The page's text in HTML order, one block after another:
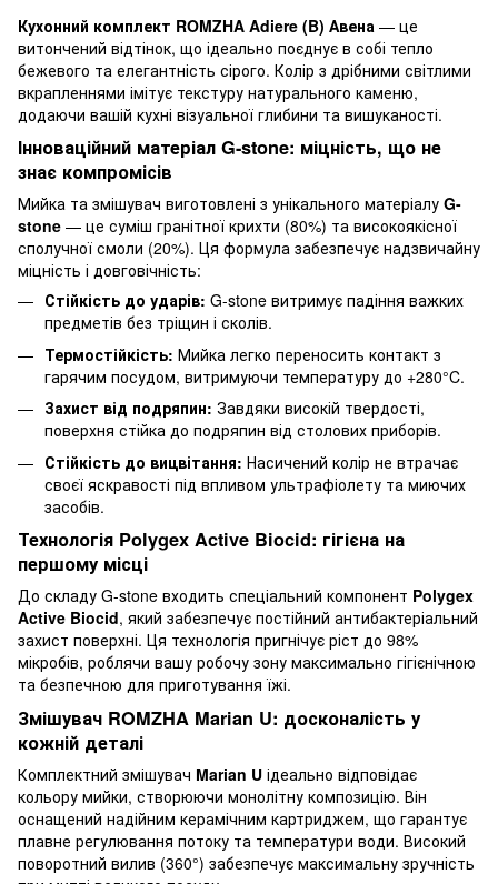
Кухонний комплект ROMZHA Adiere (B) Авена — це
витончений відтінок, що ідеально поєднує в собі тепло
бежевого та елегантність сірого. Колір з дрібними світлими
вкрапленнями імітує текстуру натурального каменю,
додаючи вашій кухні візуальної глибини та вишуканості.
Інноваційний матеріал G-stone: міцність, що не
знає компромісів
Мийка та змішувач виготовлені з унікального матеріалу G-
stone — це суміш гранітної крихти (80%) та високоякісної
сполучної смоли (20%). Ця формула забезпечує надзвичайну
міцність і довговічність:
Стійкість до ударів: G-stone витримує падіння важких
предметів без тріщин і сколів.
Термостійкість: Мийка легко переносить контакт з
гарячим посудом, витримуючи температуру до +280°C.
Захист від подряпин: Завдяки високій твердості,
поверхня стійка до подряпин від столових приборів.
Стійкість до вицвітання: Насичений колір не втрачає
своєї яскравості під впливом ультрафіолету та миючих
засобів.
Технологія Polygex Active Biocid: гігієна на
першому місці
До складу G-stone входить спеціальний компонент Polygex
Active Biocid, який забезпечує постійний антибактеріальний
захист поверхні. Ця технологія пригнічує ріст до 98%
мікробів, роблячи вашу робочу зону максимально гігієнічною
та безпечною для приготування їжі.
Змішувач ROMZHA Marian U: досконалість у
кожній деталі
Комплектний змішувач Marian U ідеально відповідає
кольору мийки, створюючи монолітну композицію. Він
оснащений надійним керамічним картриджем, що гарантує
плавне регулювання потоку та температури води. Високий
поворотний вилив (360°) забезпечує максимальну зручність